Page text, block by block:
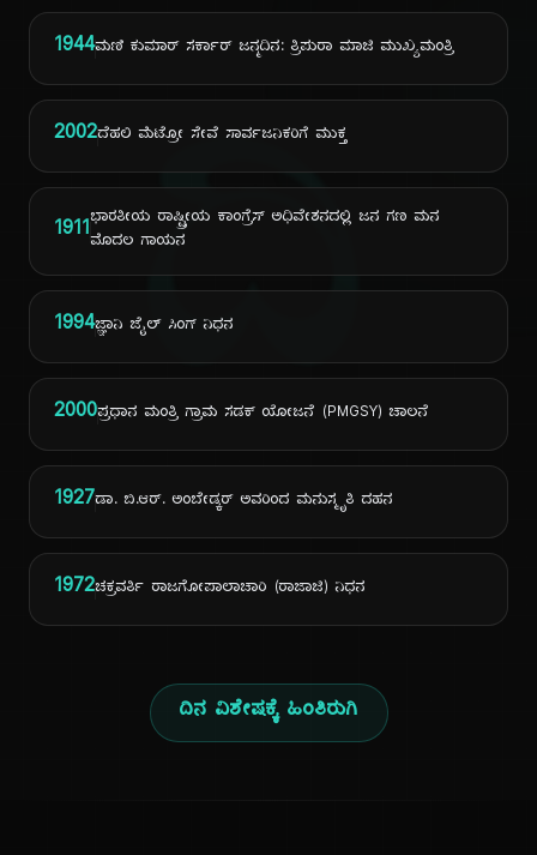
ದಿ
1944ಮಣಿ ಕುಮಾರ್ ಸರ್ಕಾರ್ ಜನ್ಮದಿನ: ತ್ರಿಪುರಾ ಮಾಜಿ ಮುಖ್ಯಮಂತ್ರಿ
2002ದೆಹಲಿ ಮೆಟ್ರೋ ಸೇವೆ ಸಾರ್ವಜನಿಕರಿಗೆ ಮುಕ್ತ
1911ಭಾರತೀಯ ರಾಷ್ಟ್ರೀಯ ಕಾಂಗ್ರೆಸ್ ಅಧಿವೇಶನದಲ್ಲಿ ಜನ ಗಣ ಮನ
ಮೊದಲ ಗಾಯನ
1994ಜ್ಞಾನಿ ಜೈಲ್ ಸಿಂಗ್ ನಿಧನ
2000ಪ್ರಧಾನ ಮಂತ್ರಿ ಗ್ರಾಮ ಸಡಕ್ ಯೋಜನೆ (PMGSY) ಚಾಲನೆ
1927ಡಾ. ಬಿ.ಆರ್. ಅಂಬೇಡ್ಕರ್ ಅವರಿಂದ ಮನುಸ್ಮೃತಿ ದಹನ
1972ಚಕ್ರವರ್ತಿ ರಾಜಗೋಪಾಲಾಚಾರಿ (ರಾಜಾಜಿ) ನಿಧನ
ದಿನ ವಿಶೇಷಕ್ಕೆ ಹಿಂತಿರುಗಿ